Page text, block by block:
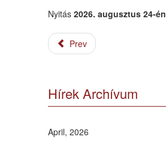
Nyitás 2026. augusztus 24-én
Prev
Hírek Archívum
April, 2026